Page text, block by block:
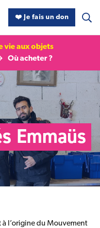
❤️ Je fais un don
vie aux objets
Où acheter ?
Emmaüs
à l’origine du Mouvement